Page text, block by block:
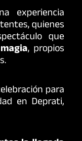
experiencia
quienes
que
, propios
para
en Deprati,